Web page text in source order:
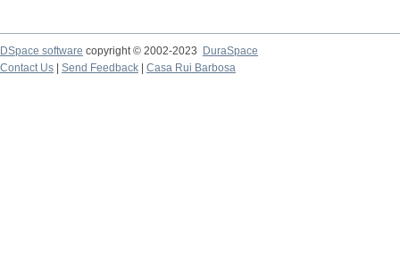
DSpace software copyright © 2002-2023
DuraSpace
Contact Us
Send Feedback Casa Rui Barbosa